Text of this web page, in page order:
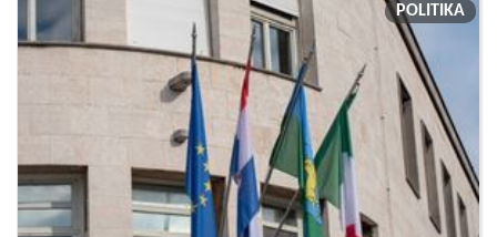
POLITIKA